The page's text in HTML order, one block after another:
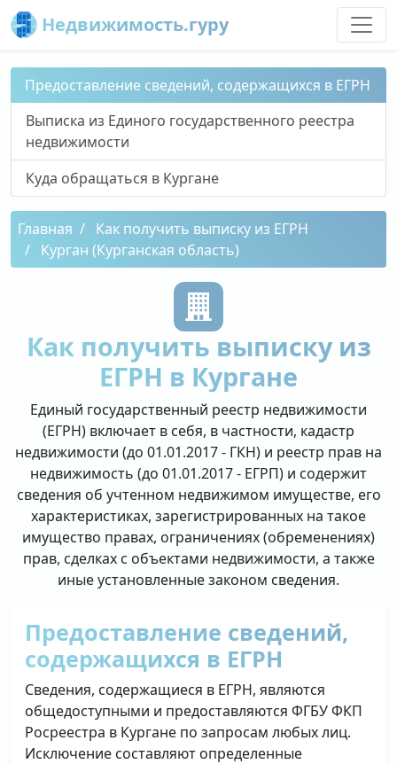
Недвижимость.гуру
Предоставление сведений, содержащихся в ЕГРН
Выписка из Единого государственного реестра
недвижимости
Куда обращаться в Кургане
Главная
Как получить выписку из ЕГРН
Курган (Курганская область)
Как получить выписку из
ЕГРН в Кургане
Единый государственный реестр недвижимости
(ЕГРН) включает в себя, в частности, кадастр
недвижимости (до 01.01.2017 - ГКН) и реестр прав на
недвижимость (до 01.01.2017 - ЕГРП) и содержит
сведения об учтенном недвижимом имуществе, его
характеристиках, зарегистрированных на такое
имущество правах, ограничениях (обременениях)
прав, сделках с объектами недвижимости, а также
иные установленные законом сведения.
Предоставление сведений,
содержащихся в ЕГРН
Сведения, содержащиеся в ЕГРН, являются
общедоступными и предоставляются ФГБУ ФКП
Росреестра в Кургане по запросам любых лиц.
Исключение составляют определенные